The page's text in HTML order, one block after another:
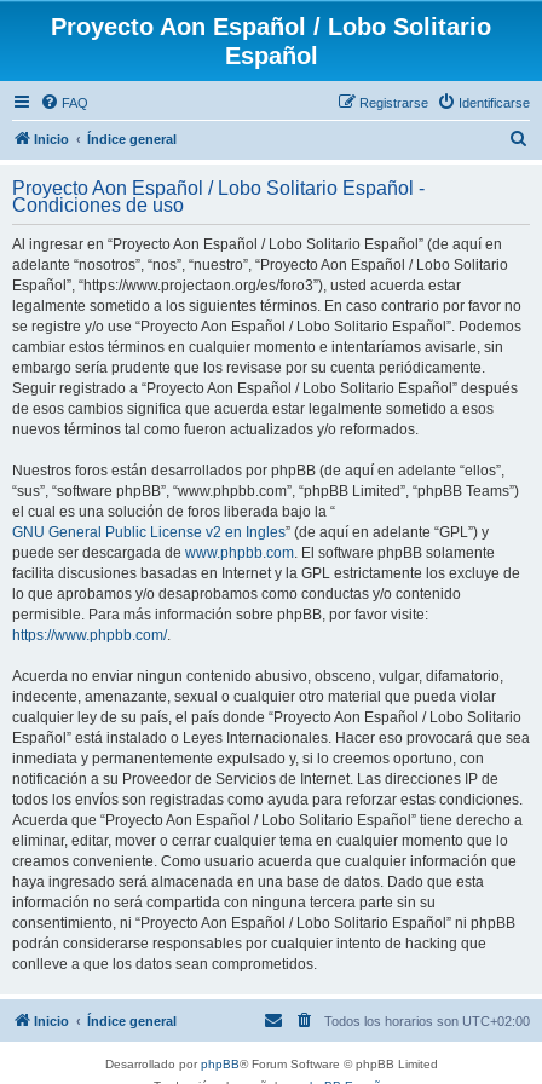
Proyecto Aon Español / Lobo Solitario
Español
FAQ Identificarse
Registrarse
Inicio Índice general
c
Proyecto Aon Español / Lobo Solitario Español -
Condiciones de uso
Al ingresar en “Proyecto Aon Español / Lobo Solitario Español” (de aquí en
adelante “nosotros”, “nos”, “nuestro”, “Proyecto Aon Español / Lobo Solitario
Español”, “https://www.projectaon.org/es/foro3”), usted acuerda estar
legalmente sometido a los siguientes términos. En caso contrario por favor no
se registre y/o use “Proyecto Aon Español / Lobo Solitario Español”. Podemos
cambiar estos términos en cualquier momento e intentaríamos avisarle, sin
embargo sería prudente que los revisase por su cuenta periódicamente.
Seguir registrado a “Proyecto Aon Español / Lobo Solitario Español” después
de esos cambios significa que acuerda estar legalmente sometido a esos
nuevos términos tal como fueron actualizados y/o reformados.
Nuestros foros están desarrollados por phpBB (de aquí en adelante “ellos”,
“sus”, “software phpBB”, “www.phpbb.com”, “phpBB Limited”, “phpBB Teams”)
el cual es una solución de foros liberada bajo la “
GNU General Public License v2 en Ingles” (de aquí en adelante “GPL”) y
puede ser descargada de www.phpbb.com. El software phpBB solamente
facilita discusiones basadas en Internet y la GPL estrictamente los excluye de
lo que aprobamos y/o desaprobamos como conductas y/o contenido
permisible. Para más información sobre phpBB, por favor visite:
https://www.phpbb.com/.
Acuerda no enviar ningun contenido abusivo, obsceno, vulgar, difamatorio,
indecente, amenazante, sexual o cualquier otro material que pueda violar
cualquier ley de su país, el país donde “Proyecto Aon Español / Lobo Solitario
Español” está instalado o Leyes Internacionales. Hacer eso provocará que sea
inmediata y permanentemente expulsado y, si lo creemos oportuno, con
notificación a su Proveedor de Servicios de Internet. Las direcciones IP de
todos los envíos son registradas como ayuda para reforzar estas condiciones.
Acuerda que “Proyecto Aon Español / Lobo Solitario Español” tiene derecho a
eliminar, editar, mover o cerrar cualquier tema en cualquier momento que lo
creamos conveniente. Como usuario acuerda que cualquier información que
haya ingresado será almacenada en una base de datos. Dado que esta
información no será compartida con ninguna tercera parte sin su
consentimiento, ni “Proyecto Aon Español / Lobo Solitario Español” ni phpBB
podrán considerarse responsables por cualquier intento de hacking que
conlleve a que los datos sean comprometidos.
Inicio Índice general Todos los horarios son UTC+02:00
Desarrollado porphpBB® Forum Software © phpBB Limited